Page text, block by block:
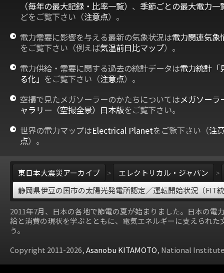
（毎年の最大記録・比率一覧） 、 季節ごとの最大電力一
どをご覧下さい（注意点）。
電力需要に影響を与える最新の気象状況は電力関連気象
をご覧下さい（例えば気温前日比マップ）。
電力供給・需要に関する過去の統計データは電力統計「
る化」 をご覧下さい（注意点）。
空撮で見たメガソーラーのかたちについてはメガソーラ
ャラリー（空撮全景）日本版をご覧下さい。
世界の電力マップはElectrical Planetをご覧下さい（注
点）。
東日本大震災アーカイブ > エレクトリカル・ジャパン
>
静岡県伊豆の国市の太陽光発電所認定／運転開始状況（FIT
2011年7月、日本の各地で節電の夏が始まりました。日本の電
給と消費の現状を学ぶとともに、電気エネルギーに支えられた
う。
Copyright 2011-2026,Asanobu KITAMOTO, National